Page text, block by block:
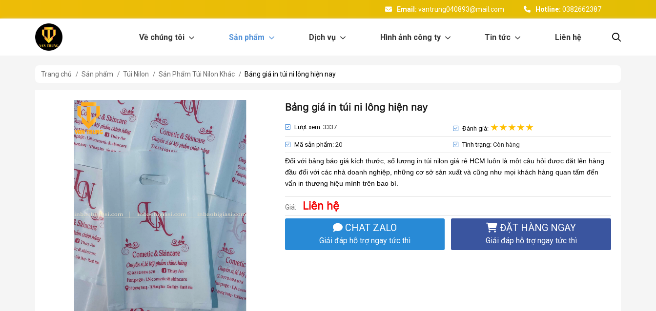
CHUYÊN IN BAO GÌ GIÁ SỈ | XƯỞNG IN BAO BÌ VĂN TRUNG
Email: vantrung040893@mail.com Hotline: 0382662387
Về chúng tôi Sản phẩm Dịch vụ Hình ảnh công ty Tin tức Liên hệ
Trang chủ Sản phẩm Túi Nilon Sản Phẩm Túi Nilon Khác Bảng giá in túi ni lông hiện nay
Bảng giá in túi ni lông hiện nay
Lượt xem: 3337 Đánh giá:
Mã sản phẩm: 20 Tình trạng: Còn hàng
Đối với bảng báo giá kích thước, số lượng in túi nilon giá rẻ HCM luôn là một câu hỏi được đặt lên hàng
đầu đối với các nhà doanh nghiệp, những cơ sở sản xuất và cũng như mọi khách hàng quan tấm đến
vấn in thương hiệu mình trên bao bì.
Giá: Liên hệ
CHAT ZALO
Giải đáp hỗ trợ ngay tức thì
ĐẶT HÀNG NGAY
Giải đáp hỗ trợ ngay tức thì